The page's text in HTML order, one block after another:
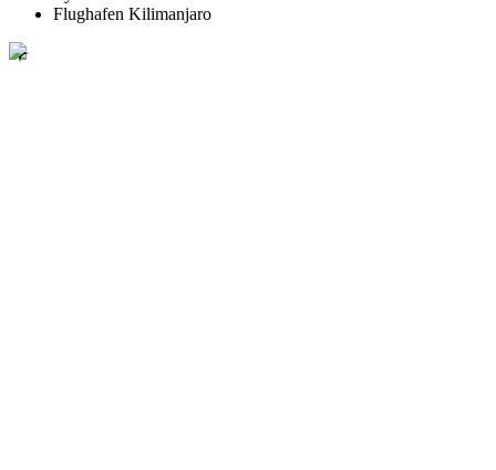
Flughafen Kilimanjaro